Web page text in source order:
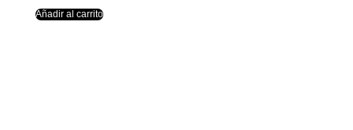
Añadir al carrito